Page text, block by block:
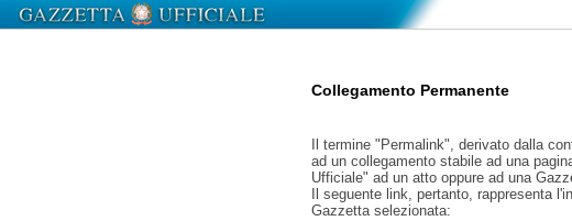
Collegamento Permanente
Il termine "Permalink", derivato dalla
ad un collegamento stabile ad una
Ufficiale" ad un atto oppure ad una
Il seguente link, pertanto, rappresenta
Gazzetta selezionata: